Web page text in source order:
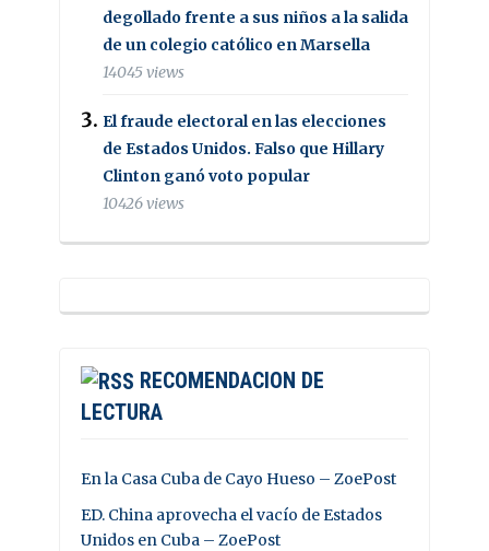
degollado frente a sus niños a la salida
de un colegio católico en Marsella
14045 views
El fraude electoral en las elecciones
de Estados Unidos. Falso que Hillary
Clinton ganó voto popular
10426 views
RECOMENDACION DE
LECTURA
En la Casa Cuba de Cayo Hueso – ZoePost
ED. China aprovecha el vacío de Estados
Unidos en Cuba – ZoePost